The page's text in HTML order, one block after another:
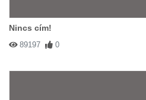
Nincs cím!
89197 0